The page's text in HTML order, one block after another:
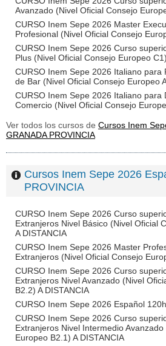
Avanzado (Nivel Oficial Consejo
CURSO Inem Sepe 2026 Master
Profesional (Nivel Oficial Consejo
CURSO Inem Sepe 2026 Curso
Plus (Nivel Oficial Consejo Europeo
CURSO Inem Sepe 2026 Italiano para
de Bar (Nivel Oficial Consejo Europeo
CURSO Inem Sepe 2026 Italiano para
Comercio (Nivel Oficial Consejo
Ver todos los cursos de Cursos Inem
GRANADA PROVINCIA
Cursos Inem Sepe 2026
PROVINCIA
CURSO Inem Sepe 2026 Curso
Extranjeros Nivel Básico (Nivel Oficial
A DISTANCIA
CURSO Inem Sepe 2026 Master
Extranjeros (Nivel Oficial Consejo
CURSO Inem Sepe 2026 Curso
Extranjeros Nivel Avanzado (Nivel
B2.2) A DISTANCIA
CURSO Inem Sepe 2026 Español
CURSO Inem Sepe 2026 Curso
Extranjeros Nivel Intermedio
Europeo B2.1) A DISTANCIA